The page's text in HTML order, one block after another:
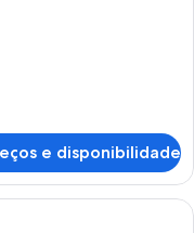
e disponibilidade
com cama de madeira,